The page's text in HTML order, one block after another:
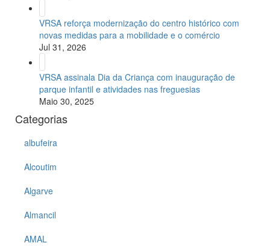
VRSA reforça modernização do centro histórico com
novas medidas para a mobilidade e o comércio
Jul 31, 2026
VRSA assinala Dia da Criança com inauguração de
parque infantil e atividades nas freguesias
Maio 30, 2025
Categorias
albufeira
Alcoutim
Algarve
Almancil
AMAL